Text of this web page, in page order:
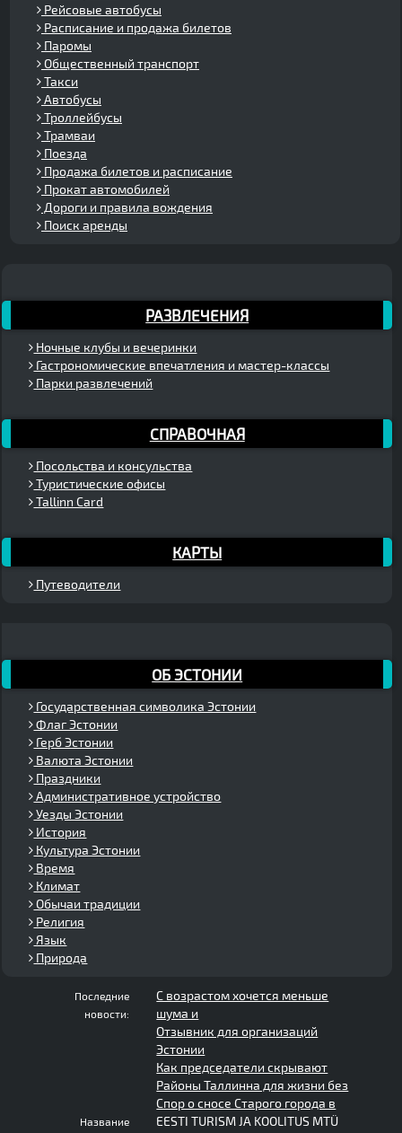
Рейсовые автобусы
Расписание и продажа билетов
Паромы
Общественный транспорт
Такси
Автобусы
Троллейбусы
Трамваи
Поезда
Продажа билетов и расписание
Прокат автомобилей
Дороги и правила вождения
Поиск аренды
РАЗВЛЕЧЕНИЯ
Ночные клубы и вечеринки
Гастрономические впечатления и мастер-классы
Парки развлечений
СПРАВОЧНАЯ
Посольства и консульства
Туристические офисы
Tallinn Card
КАРТЫ
Путеводители
ОБ ЭСТОНИИ
Государственная символика Эстонии
Флаг Эстонии
Герб Эстонии
Валюта Эстонии
Праздники
Административное устройство
Уезды Эстонии
История
Культура Эстонии
Время
Климат
Обычаи традиции
Религия
Язык
Природа
Последние
новости:
С возрастом хочется меньше
шума и
Отзывник для организаций
Эстонии
Как председатели скрывают
Районы Таллинна для жизни без
Спор о сносе Старого города в
Название
EESTI TURISM JA KOOLITUS MTÜ